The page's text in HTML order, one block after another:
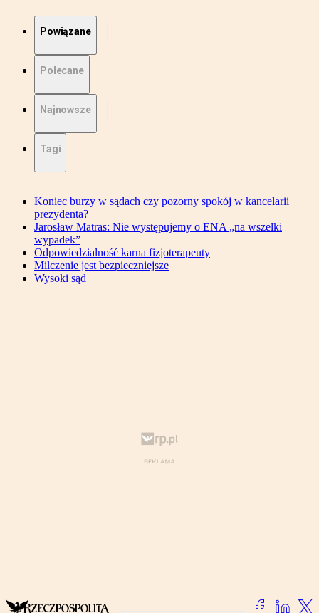
Powiązane
Polecane
Najnowsze
Tagi
Koniec burzy w sądach czy pozorny spokój w kancelarii
prezydenta?
Jarosław Matras: Nie występujemy o ENA „na wszelki
wypadek”
Odpowiedzialność karna fizjoterapeuty
Milczenie jest bezpieczniejsze
Wysoki sąd